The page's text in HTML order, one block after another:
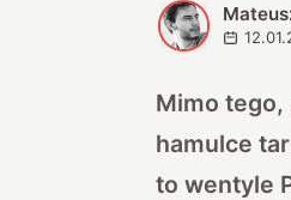
M
Mimo tego,
hamulce
to wentyle